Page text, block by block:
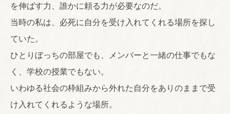
を伸ばす力、誰かに頼る力が必要なのだ。
当時の私は、必死に自分を受け入れてくれる場所を探し
ていた。
ひとりぼっちの部屋でも、メンバーと一緒の仕事でもな
く、学校の授業でもない。
いわゆる社会の枠組みから外れた自分をありのままで受
け入れてくれるような場所。